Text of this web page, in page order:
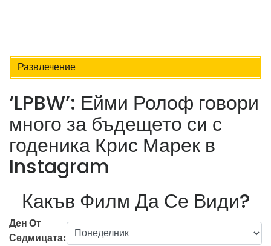
Развлечение
‘LPBW’: Ейми Ролоф говори
много за бъдещето си с
годеника Крис Марек в
Instagram
Какъв Филм Да Се Види?
Ден От
Седмицата: